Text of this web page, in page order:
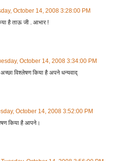
October 14, 2008 3:28:00 PM
है ताऊ जी . आभार !
October 14, 2008 3:34:00 PM
अच्छा विश्लेषण किया है अपने धन्यवाद्
October 14, 2008 3:52:00 PM
किया है आपने।